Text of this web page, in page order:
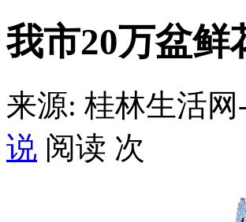
我市20万盆鲜
来源: 桂林生活
说 阅读 次